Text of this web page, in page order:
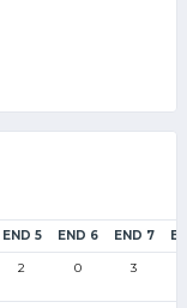
END 5 END 6 END 7
2 0 3